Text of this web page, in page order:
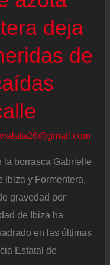
deja
de
walala26@gmail.com
borrasca Gabrielle
Ibiza y Formentera,
gravedad por
de Ibiza ha
en las últimas
Estatal de